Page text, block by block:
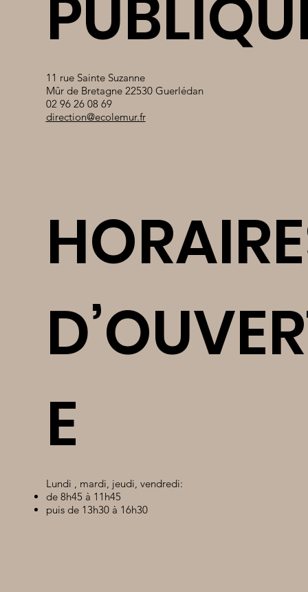
11 rue Sainte Suzanne
Mûr de Bretagne 22530 Guerlédan
02 96 26 08 69
direction@ecolemur.fr
E
Lundi , mardi, jeudi, vendredi:
de 8h45 à 11h45
puis de 13h30 à 16h30